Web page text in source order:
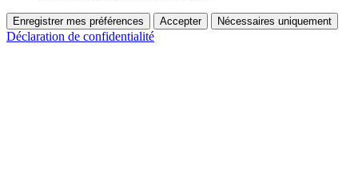
Enregistrer mes préférences Accepter Nécessaires uniquement
Déclaration de confidentialité